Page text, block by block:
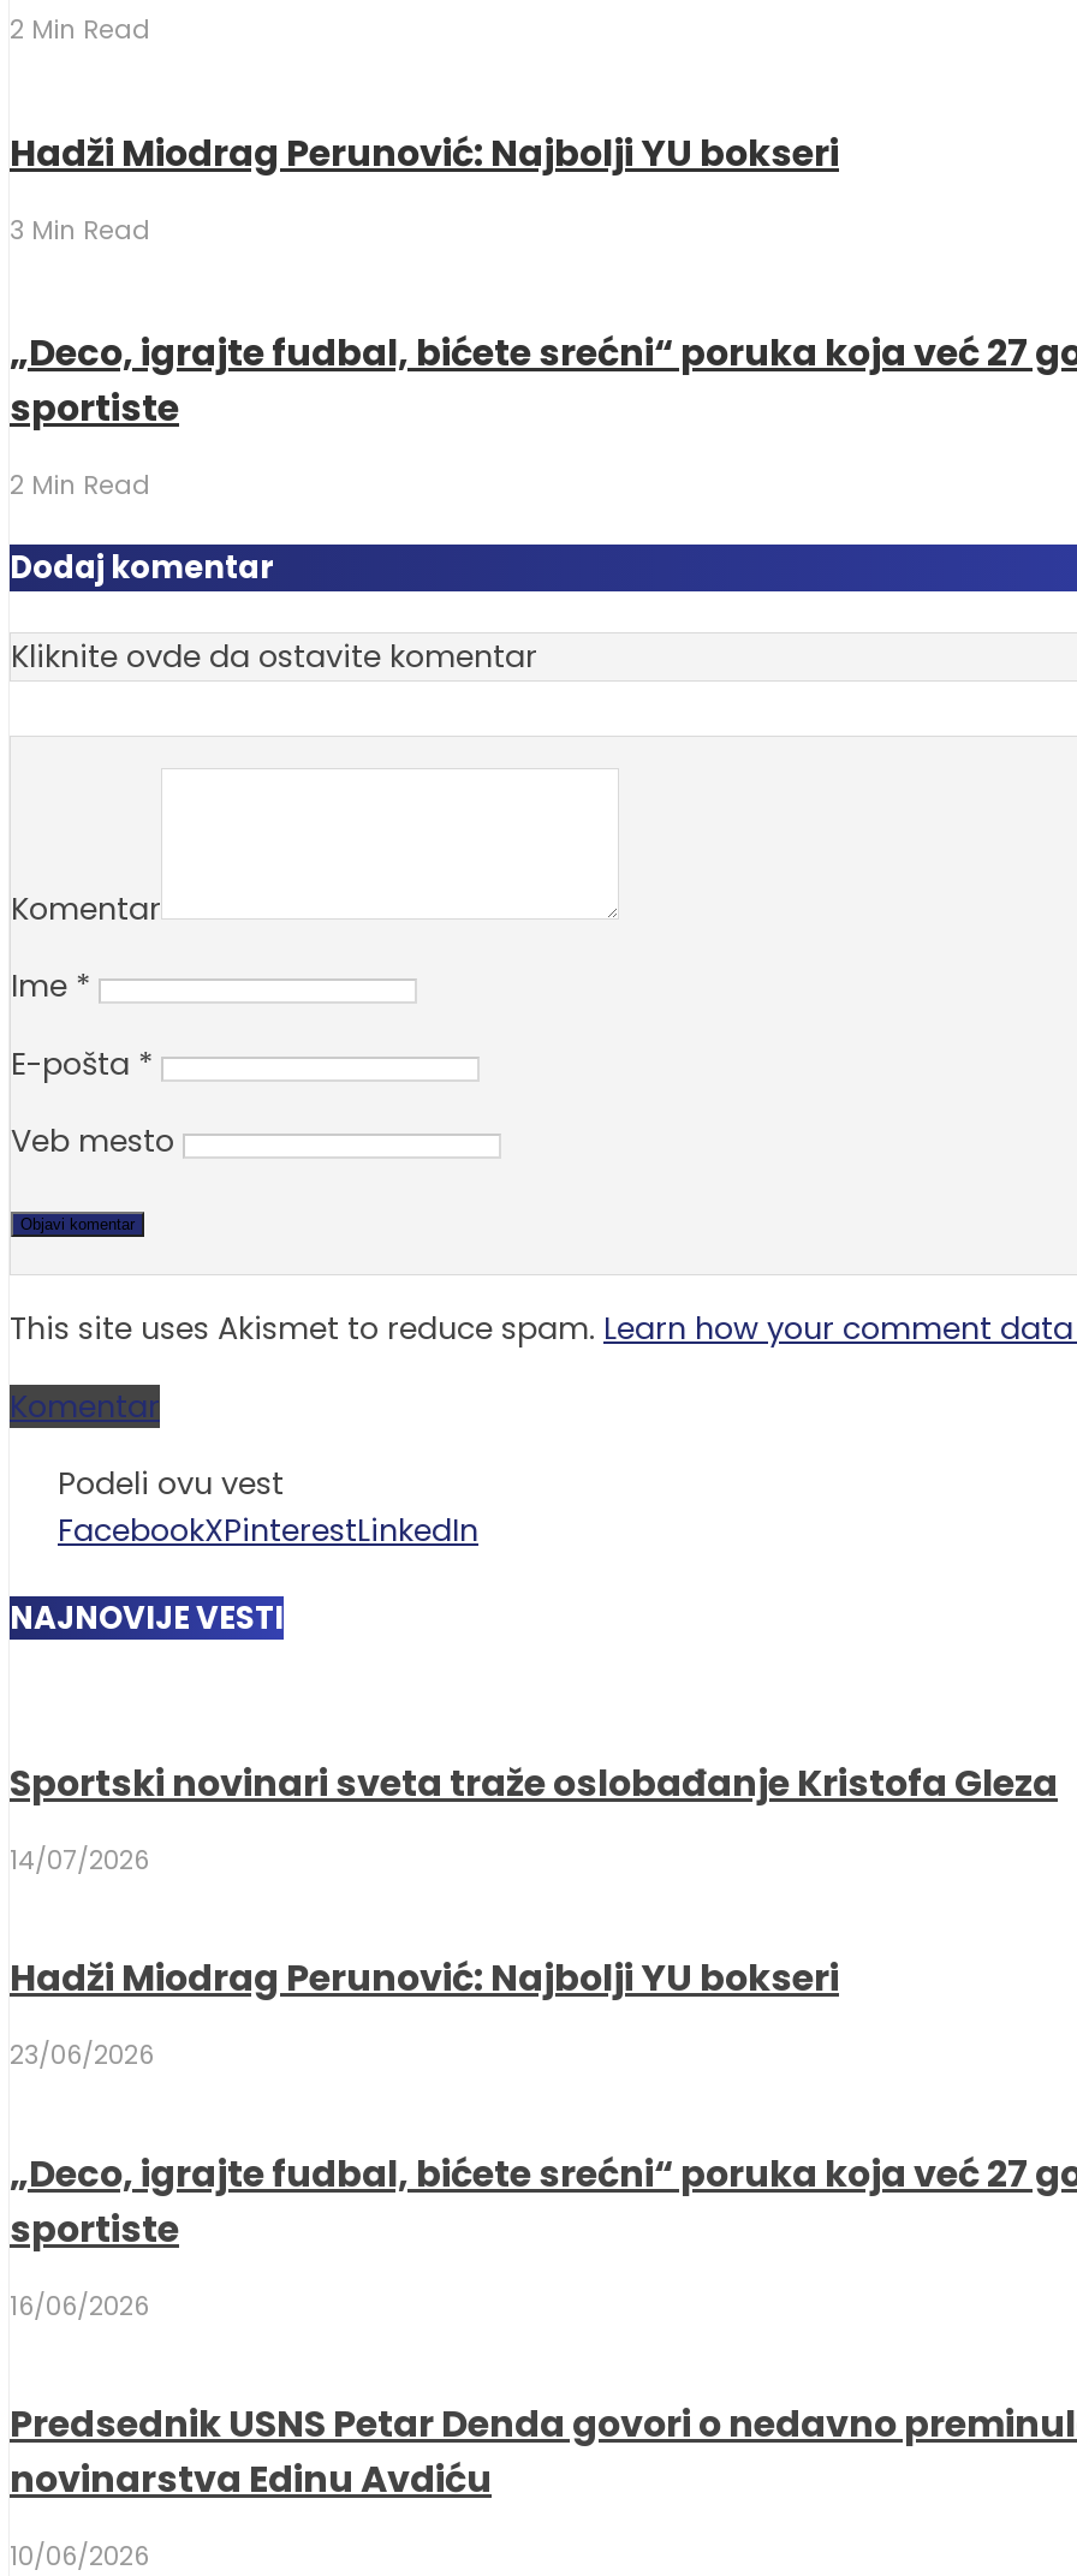
2 Min Read
Hadži Miodrag Perunović: Najbolji YU bokseri
3 Min Read
„Deco, igrajte fudbal, bićete srećni“ poruka koja već 27
sportiste
2 Min Read
Dodaj komentar
Kliknite ovde da ostavite komentar
Komentar
Ime *
E-pošta *
Veb mesto
This site uses Akismet to reduce spam. Learn how your comment
Komentar
Podeli ovu vest
FacebookXPinterestLinkedIn
NAJNOVIJE VESTI
Sportski novinari sveta traže oslobađanje Kristofa Gleza
14/07/2026
Hadži Miodrag Perunović: Najbolji YU bokseri
23/06/2026
„Deco, igrajte fudbal, bićete srećni“ poruka koja već 27
sportiste
16/06/2026
Predsednik USNS Petar Denda govori o nedavno
novinarstva Edinu Avdiću
10/06/2026